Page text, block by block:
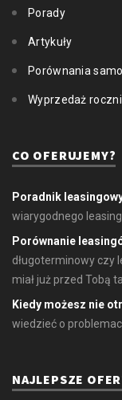
Porady
Artykuły
Porównania
Wyprzedaż
CO OFERUJEMY?
Poradnik
wiarygodnego
Porównanie
długoterminowy czy
miał już przed Tobą
Kiedy możesz nie
wiedzieć o
NAJLEPSZE